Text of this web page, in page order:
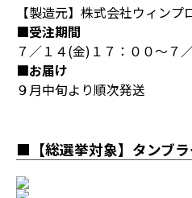
【製造元】株式会社ウィンプ
■受注期間
７／１４(金)１７：００～７
■お届け
９月中旬より順次発送
■【総選挙対象】タンブラ